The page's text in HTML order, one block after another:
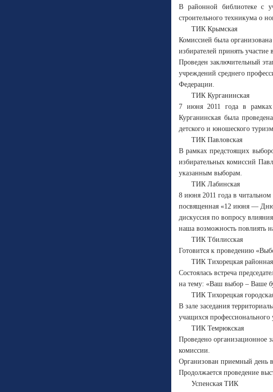
В районной библиотеке с
строительного техникума о
ТИК Крымская
Комиссией была
избирателей принять участие
Проведен заключительный
учреждений среднего
Федерации.
ТИК Курганинская
7 июня 2011 года в рамках
Курганинская была
детского и юношеского
ТИК Павловская
В рамках предстоящих
избирательных комиссий
указанным выборам.
ТИК Лабинская
8 июня 2011 года в читальном
посвященная «12 июня — Дню
дискуссия по вопросу
наша возможность повлиять
ТИК Тбилисская
Готовится к проведению
ТИК Тихорецкая районная
Состоялась встреча
на тему: «Ваш выбор – Ваше
ТИК Тихорецкая
В зале заседания
учащихся
ТИК Темрюкская
Проведено организационное
комиссии.
Организован приемный день
Продолжается проведение
Успенская ТИК